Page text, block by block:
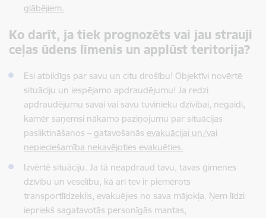
glābējiem.
Ko darīt, ja tiek prognozēts vai jau strauji
ceļas ūdens līmenis un applūst teritorija?
Esi atbildīgs par savu un citu drošību! Objektīvi novērtē
situāciju un iespējamo apdraudējumu! Ja redzi
apdraudējumu savai vai savu tuvinieku dzīvībai, negaidi,
kamēr saņemsi nākamo paziņojumu par situācijas
pasliktināšanos – gatavošanās evakuācijai un/vai
nepieciešamība nekavējoties evakuēties.
Izvērtē situāciju. Ja tā neapdraud tavu, tavas ģimenes
dzīvību un veselību, kā arī tev ir piemērots
transportlīdzeklis, evakuējies no sava mājokļa. Ņem līdzi
iepriekš sagatavotās personīgās mantas,